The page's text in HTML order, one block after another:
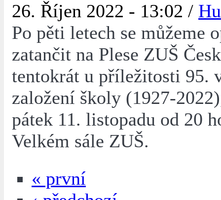
26. Říjen 2022 - 13:02 /
Po pěti letech se můžeme
zatančit na Plese ZUŠ
tentokrát u příležitosti 95.
založení školy (1927-
pátek 11. listopadu od 20
Velkém sále ZUŠ.
« první